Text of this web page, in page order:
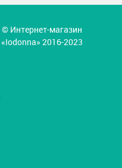
© Интернет-магазин
«Iodonna» 2016-2023